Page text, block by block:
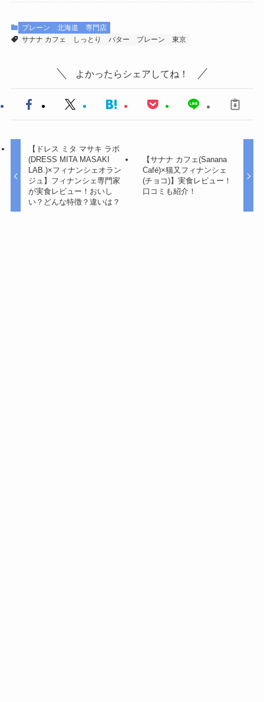
プレーン 北海道
専門店
サナナ カフェ
しっとり バター プレーン 東京
よかったらシェアしてね！
【ドレス ミタ マサキ ラボ
(DRESS MITA MASAKI
LAB.)×フィナンシェオラン
ジュ】フィナンシェ専門家
が実食レビュー！おいし
い？どんな特徴？違いは？
【サナナ カフェ(Sanana
Café)×猫又フィナンシェ
(チョコ)】実食レビュー！
口コミも紹介！